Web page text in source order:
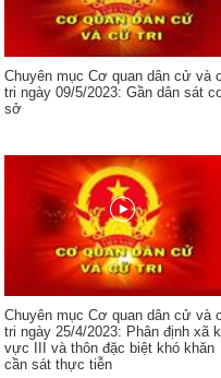
Chuyên mục Cơ quan dân cử và
tri ngày 09/5/2023: Gần dân sát
sở
Chuyên mục Cơ quan dân cử và
tri ngày 25/4/2023: Phân định xã
vực III và thôn đặc biệt khó khăn
cần sát thực tiễn